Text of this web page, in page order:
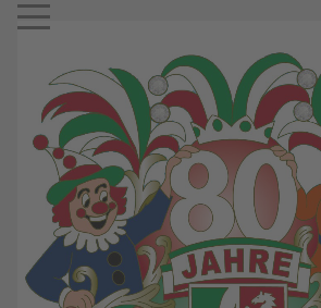
Mobile Menu Toggle